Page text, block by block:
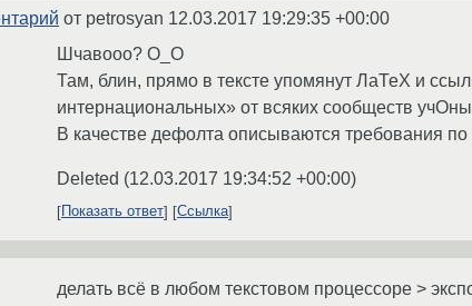
от petrosyan 12.03.2017 19:29:35 +00:00
Шчавооо? О_О
Там, блин, прямо в тексте упомянут ЛаТеХ и
интернациональных» от всяких сообществ
В качестве дефолта описываются требования
Deleted (12.03.2017 19:34:52 +00:00)
Показать ответ Ссылка
делать всё в любом текстовом процессоре >